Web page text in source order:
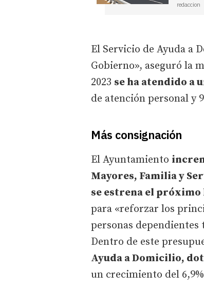
redaccion
El Servicio de Ayuda a
Gobierno», aseguró la
2023 se ha atendido a
de atención personal y
Más consignación
El Ayuntamiento
Mayores, Familia y
se estrena el próximo
para «reforzar los
personas
Dentro de este
Ayuda a Domicilio,
un crecimiento del